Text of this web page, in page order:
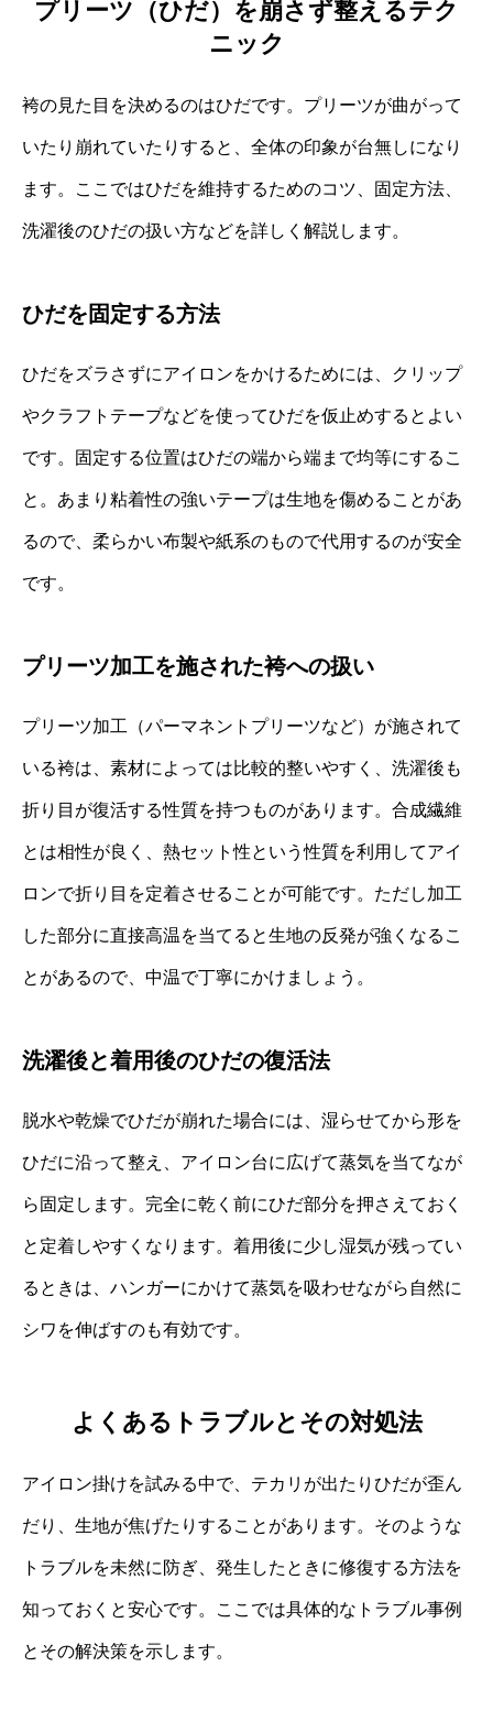
プリーツ（ひだ）を崩さず整えるテク
ニック
袴の見た目を決めるのはひだです。プリーツが曲がって
いたり崩れていたりすると、全体の印象が台無しになり
ます。ここではひだを維持するためのコツ、固定方法、
洗濯後のひだの扱い方などを詳しく解説します。
ひだを固定する方法
ひだをズラさずにアイロンをかけるためには、クリップ
やクラフトテープなどを使ってひだを仮止めするとよい
です。固定する位置はひだの端から端まで均等にするこ
と。あまり粘着性の強いテープは生地を傷めることがあ
るので、柔らかい布製や紙系のもので代用するのが安全
です。
プリーツ加工を施された袴への扱い
プリーツ加工（パーマネントプリーツなど）が施されて
いる袴は、素材によっては比較的整いやすく、洗濯後も
折り目が復活する性質を持つものがあります。合成繊維
とは相性が良く、熱セット性という性質を利用してアイ
ロンで折り目を定着させることが可能です。ただし加工
した部分に直接高温を当てると生地の反発が強くなるこ
とがあるので、中温で丁寧にかけましょう。
洗濯後と着用後のひだの復活法
脱水や乾燥でひだが崩れた場合には、湿らせてから形を
ひだに沿って整え、アイロン台に広げて蒸気を当てなが
ら固定します。完全に乾く前にひだ部分を押さえておく
と定着しやすくなります。着用後に少し湿気が残ってい
るときは、ハンガーにかけて蒸気を吸わせながら自然に
シワを伸ばすのも有効です。
よくあるトラブルとその対処法
アイロン掛けを試みる中で、テカリが出たりひだが歪ん
だり、生地が焦げたりすることがあります。そのような
トラブルを未然に防ぎ、発生したときに修復する方法を
知っておくと安心です。ここでは具体的なトラブル事例
とその解決策を示します。